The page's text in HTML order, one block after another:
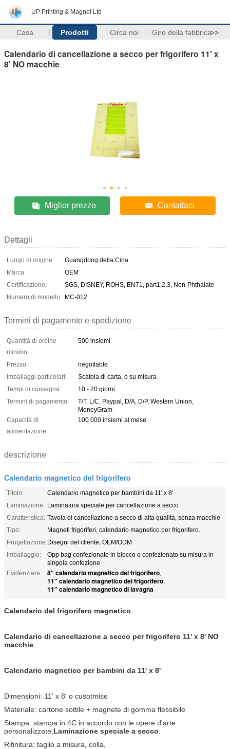
UP Printing & Magnet Ltd
Casa Prodotti Circa noi Giro della fabbrica>>
Calendario di cancellazione a secco per frigorifero 11' x
8' NO macchie
Miglior prezzo Contattaci
Dettagli
Luogo di origine:
Guangdong della Cina
Marca:
OEM
Certificazione:
SGS, DISNEY, ROHS, EN71, part1,2,3, Non-Phthalate
Numero di modello: MC-012
Termini di pagamento e spedizione
Quantità di ordine
minimo:
500 insiemi
Prezzo:
negotiable
Imballaggi particolari:
Scatola di carta, o su misura
Tempi di consegna:
10 - 20 giorni
Termini di pagamento:
T/T, L/C, Paypal, D/A, D/P, Western Union,
MoneyGram
Capacità di
alimentazione:
100.000 insiemi al mese
descrizione
Calendario magnetico del frigorifero
Titolo:
Calendario magnetico per bambini da 11' x 8'
Laminazione: Laminatura speciale per cancellazione a secco
Caratteristica: Tavola di cancellazione a secco di alta qualità, senza macchie
Tipo:
Magneti frigoriferi, calendario magnetico per frigorifero.
Progettazione:Disegni del cliente, OEM/ODM
Imballaggio:
Opp bag confezionato in blocco o confezionato su misura in
singola confezione
Evidenziare:
8" calendario magnetico del frigorifero,
11" calendario magnetico del frigorifero,
11" calendario magnetico di lavagna
Calendario del frigorifero magnetico
Calendario di cancellazione a secco per frigorifero 11' x 8' NO
macchie
Calendario magnetico per bambini da 11' x 8'
Dimensioni: 11' x 8' o cusotmise
Materiale: cartone sottile + magnete di gomma flessibile
Stampa: stampa in 4C in accordo con le opere d'arte
personalizzate, Laminazione speciale a secco
Rifinitura: taglio a misura, colla,